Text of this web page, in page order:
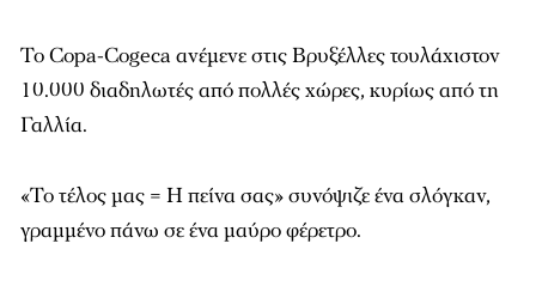
Το Copa-Cogeca ανέμενε στις Βρυξέλλες τουλάχιστον
10.000 διαδηλωτές από πολλές χώρες, κυρίως από τη
Γαλλία.
«Το τέλος μας = Η πείνα σας» συνόψιζε ένα σλόγκαν,
γραμμένο πάνω σε ένα μαύρο φέρετρο.